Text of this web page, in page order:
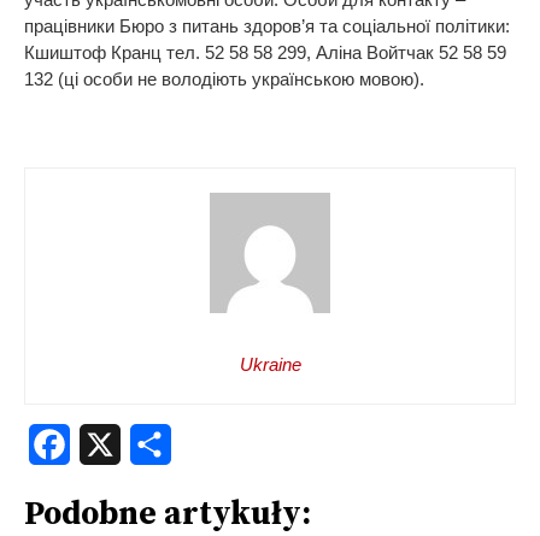
працівники Бюро з питань здоров’я та соціальної політики:
Кшиштоф Кранц тел. 52 58 58 299, Аліна Войтчак 52 58 59
132 (ці особи не володіють українською мовою).
Ukraine
Facebook
Podobne artykuły: